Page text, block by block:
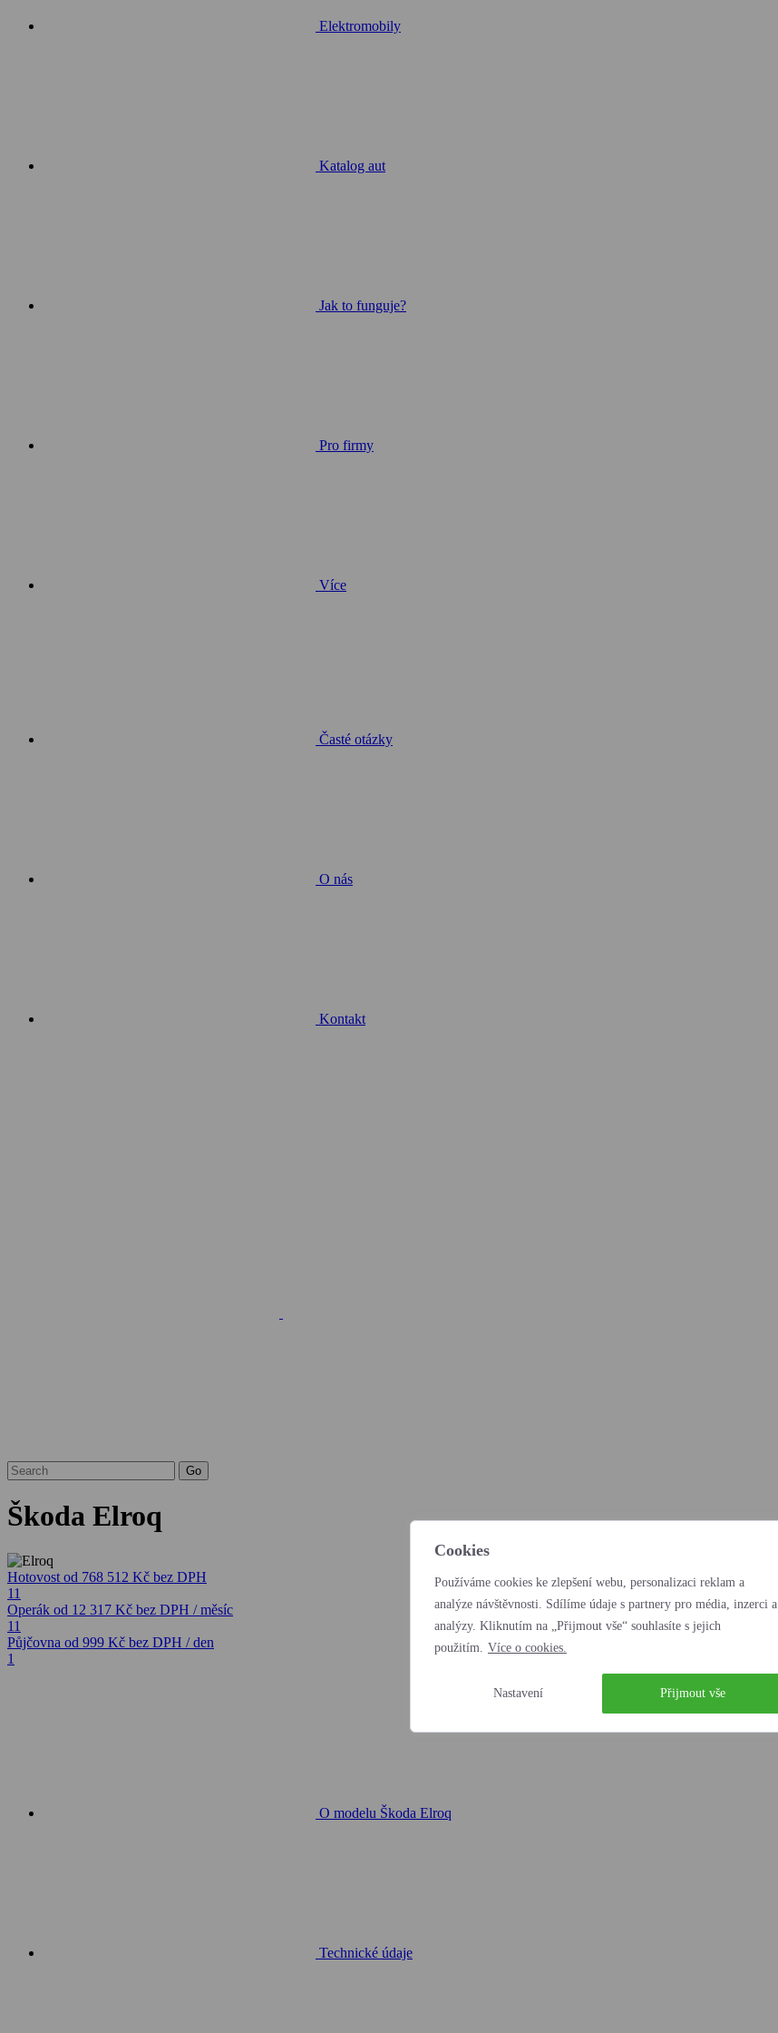
Cookies
Používáme cookies ke zlepšení webu, personalizaci reklam a
analýze návštěvnosti. Sdílíme údaje s partnery pro média, inzerci a
analýzy. Kliknutím na „Přijmout vše“ souhlasíte s jejich
použitím. Více o cookies.
Nastavení Přijmout vše
Elektromobily
Katalog aut
Jak to funguje?
Pro firmy
Více
Časté otázky
O nás
Kontakt
Škoda Elroq
Hotovost od 768 512 Kč bez DPH
11
Operák od 12 317 Kč bez DPH / měsíc
11
Půjčovna od 999 Kč bez DPH / den
1
O modelu Škoda Elroq
Technické údaje